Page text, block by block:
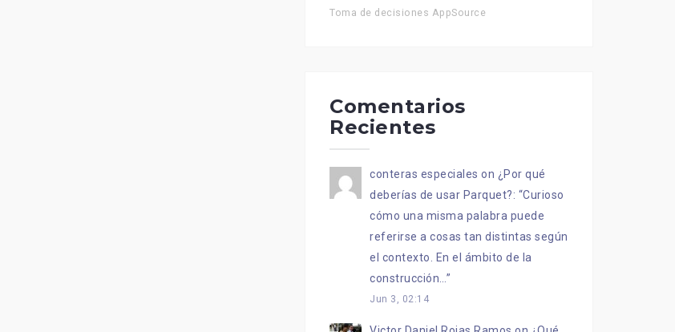
Toma de decisiones AppSource
Comentarios
Recientes
conteras especiales on ¿Por qué
deberías de usar Parquet?: “Curioso
cómo una misma palabra puede
referirse a cosas tan distintas según
el contexto. En el ámbito de la
construcción… ”
Jun 3, 02:14